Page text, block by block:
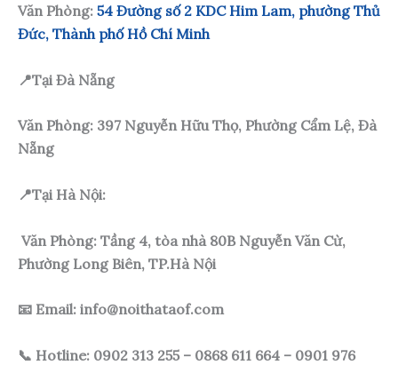
Văn Phòng: 54 Đường số 2 KDC Him Lam, phường Thủ
Đức, Thành phố Hồ Chí Minh
📍Tại Đà Nẵng
Văn Phòng: 397 Nguyễn Hữu Thọ, Phường Cẩm Lệ, Đà
Nẵng
📍Tại Hà Nội:
Văn Phòng: Tầng 4, tòa nhà 80B Nguyễn Văn Cừ,
Phường Long Biên, TP.Hà Nội
📧 Email: info@noithataof.com
📞 Hotline: 0902 313 255 – 0868 611 664 – 0901 976